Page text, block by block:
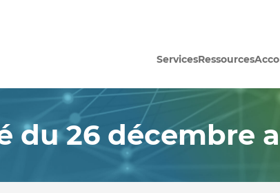
ServicesRessources
du 26 décembre